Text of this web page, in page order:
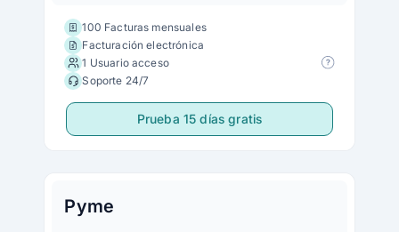
100 Facturas mensuales
Facturación electrónica
1 Usuario acceso
Soporte 24/7
Prueba 15 días gratis
Pyme